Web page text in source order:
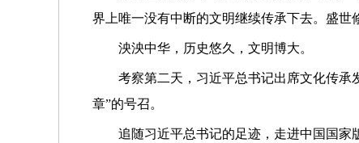
界上唯一没有中断的文明继续传承下去。盛
泱泱中华，历史悠久，文明博大。
考察第二天，习近平总书记出席文化传承
章”的号召。
追随习近平总书记的足迹，走进中国国家